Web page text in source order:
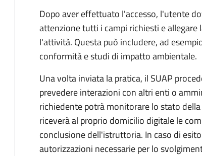
Dopo aver effettuato l'accesso, l'utente
attenzione tutti i campi richiesti e allegare
l'attività. Questa può includere, ad
conformità e studi di impatto ambientale.
Una volta inviata la pratica, il SUAP
prevedere interazioni con altri enti o
richiedente potrà monitorare lo stato
riceverà al proprio domicilio digitale le
conclusione dell'istruttoria. In caso di
autorizzazioni necessarie per lo